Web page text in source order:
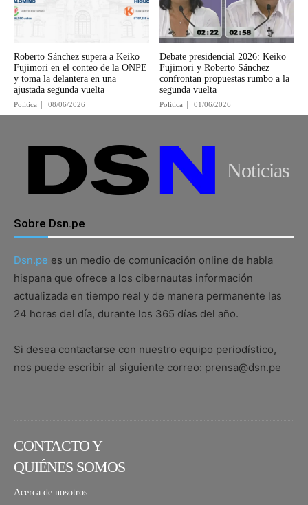
Roberto Sánchez supera a Keiko
Fujimori en el conteo de la ONPE
y toma la delantera en una
ajustada segunda vuelta
Política 08/06/2026
Debate presidencial 2026: Keiko
Fujimori y Roberto Sánchez
confrontan propuestas rumbo a la
segunda vuelta
Política 01/06/2026
Noticias
Sobre Dsn.pe
Dsn.pe es un medio de comunicación online de habla
hispana que ofrece a los cibernautas información
actualizada en tiempo real y de manera permanente las
24 horas del día, durante los 365 días del año.
Si desea contactarse con nuestro equipo periodístico,
nos puede escribir al siguiente correo: prensa@dsn.pe
CONTACTO Y
QUIÉNES SOMOS
Acerca de nosotros